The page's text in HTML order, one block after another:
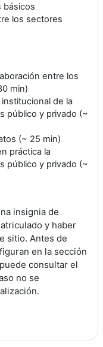
básicos
los sectores
entre los
min)
de la
público y privado (~
(~ 25 min)
práctica la
público y privado (~
insignia de
y haber
sitio. Antes de
en la sección
consultar el
no se